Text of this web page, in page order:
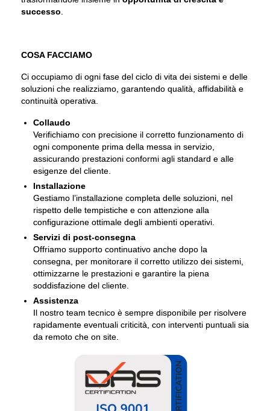
successo
COSA FACCIAMO
Ci occupiamo di ogni fase del ciclo di vita dei sistemi e delle
soluzioni che realizziamo, garantendo qualità, affidabilità e
continuità operativa.
Collaudo
Verifichiamo con precisione il corretto funzionamento di
ogni componente prima della messa in servizio,
assicurando prestazioni conformi agli standard e alle
esigenze del cliente.
Installazione
Gestiamo l’installazione completa delle soluzioni, nel
rispetto delle tempistiche e con attenzione alla
configurazione ottimale degli ambienti operativi.
Servizi di post-consegna
Offriamo supporto continuativo anche dopo la
consegna, per monitorare il corretto utilizzo dei sistemi,
ottimizzarne le prestazioni e garantire la piena
soddisfazione del cliente.
Assistenza
Il nostro team tecnico è sempre disponibile per risolvere
rapidamente eventuali criticità, con interventi puntuali sia
da remoto che on site.